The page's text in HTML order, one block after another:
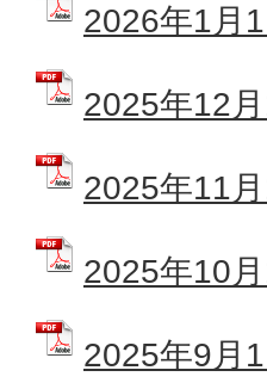
2026年1月
2025年12
2025年11
2025年10
2025年9月